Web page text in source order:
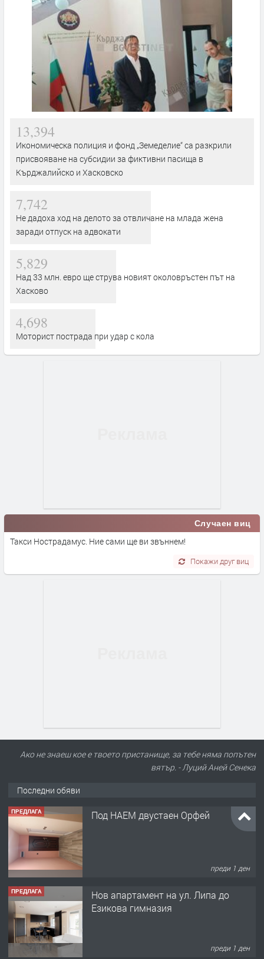
13,394
Икономическа полиция и фонд „Земеделие“ са разкрили
присвояване на субсидии за фиктивни пасища в
Кърджалийско и Хасковско
7,742
Не дадоха ход на делото за отвличане на млада жена
заради отпуск на адвокати
5,829
Над 33 млн. евро ще струва новият околовръстен път на
Хасково
4,698
Моторист пострада при удар с кола
Случаен виц
Такси Нострадамус. Ние сами ще ви звъннем!
Покажи друг виц
Ако не знаеш кое е твоето пристанище, за тебе няма попътен
вятър. - Луций Аней Сенека
Последни обяви
ПРЕДЛАГА Под НАЕМ двустаен Орфей
преди 1 ден
ПРЕДЛАГА
Нов апартамент на ул. Липа до
Езикова гимназия
преди 1 ден